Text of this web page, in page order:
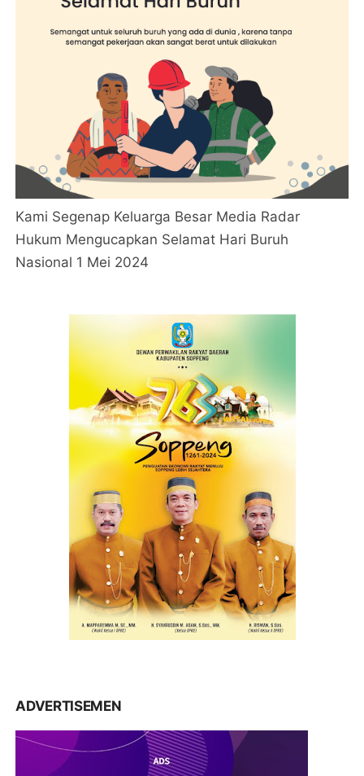
Kami Segenap Keluarga Besar Media Radar
Hukum Mengucapkan Selamat Hari Buruh
Nasional 1 Mei 2024
ADVERTISEMEN